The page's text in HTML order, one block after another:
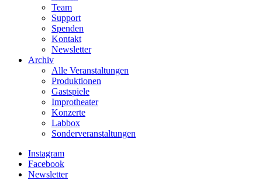
Team
Support
Spenden
Kontakt
Newsletter
Archiv
Alle Veranstaltungen
Produktionen
Gastspiele
Improtheater
Konzerte
Labbox
Sonderveranstaltungen
Instagram
Facebook
Newsletter